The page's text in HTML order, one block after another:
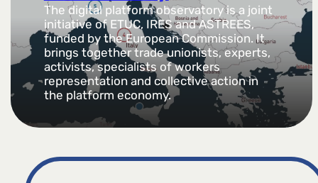
The digital platform observatory is a joint
initiative of ETUC, IRES and ASTREES,
funded by the European Commission. It
brings together trade unionists, experts,
activists, specialists of workers
representation and collective action in
the platform economy.